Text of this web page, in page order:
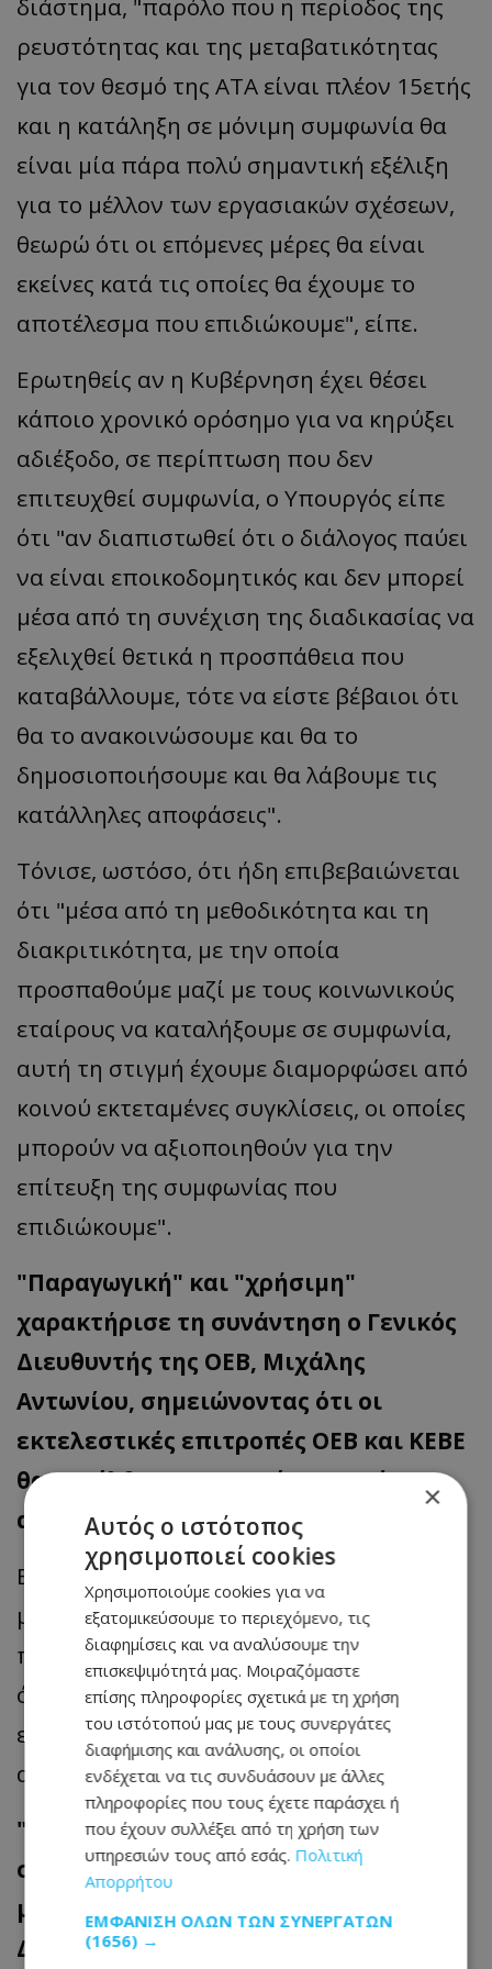
ρευστότητας και της μεταβατικότητας
για τον θεσμό της ΑΤΑ είναι πλέον 15ετής
και η κατάληξη σε μόνιμη συμφωνία θα
είναι μία πάρα πολύ σημαντική εξέλιξη
για το μέλλον των εργασιακών σχέσεων,
θεωρώ ότι οι επόμενες μέρες θα είναι
εκείνες κατά τις οποίες θα έχουμε το
αποτέλεσμα που επιδιώκουμε", είπε.
Ερωτηθείς αν η Κυβέρνηση έχει θέσει
κάποιο χρονικό ορόσημο για να κηρύξει
αδιέξοδο, σε περίπτωση που δεν
επιτευχθεί συμφωνία, ο Υπουργός είπε
ότι "αν διαπιστωθεί ότι ο διάλογος παύει
να είναι εποικοδομητικός και δεν μπορεί
μέσα από τη συνέχιση της διαδικασίας να
εξελιχθεί θετικά η προσπάθεια που
καταβάλλουμε, τότε να είστε βέβαιοι ότι
θα το ανακοινώσουμε και θα το
δημοσιοποιήσουμε και θα λάβουμε τις
κατάλληλες αποφάσεις".
Τόνισε, ωστόσο, ότι ήδη επιβεβαιώνεται
ότι "μέσα από τη μεθοδικότητα και τη
διακριτικότητα, με την οποία
προσπαθούμε μαζί με τους κοινωνικούς
εταίρους να καταλήξουμε σε συμφωνία,
αυτή τη στιγμή έχουμε διαμορφώσει από
κοινού εκτεταμένες συγκλίσεις, οι οποίες
μπορούν να αξιοποιηθούν για την
επίτευξη της συμφωνίας που
επιδιώκουμε".
"Παραγωγική" και "χρήσιμη"
χαρακτήρισε τη συνάντηση ο Γενικός
Διευθυντής της ΟΕΒ, Μιχάλης
Αντωνίου, σημειώνοντας ότι οι
εκτελεστικές επιτροπές ΟΕΒ και ΚΕΒΕ
θα συνέλθουν την ερχόμενη Τρίτη το
απόγευμα σε κοινή συνεδρίαση.
Ερωτηθείς αν έχει αλλάξει κάτι σε σχέση
με τις προηγούμενες μέρες, είπε ότι τα
πράγματα αλλάζουν συνεχώς. Πρόσθεσε
ότι όλες οι πλευρές έχουν το βάρος της
ευθύνης, απέναντι και στα μέλη τους,
αλλά και στο κοινωνικό σύνολο.
"Όντως ήταν μία εξαντλητική
σύσκεψη σήμερα. Διανύθηκε, θεωρώ
μεγάλη απόσταση", είπε ο Γενικός
Διευθυντής του ΚΕΒΕ, Φιλόκυπρος
×
Αυτός ο ιστότοπος
χρησιμοποιεί cookies
Χρησιμοποιούμε cookies για να
εξατομικεύσουμε το περιεχόμενο, τις
διαφημίσεις και να αναλύσουμε την
επισκεψιμότητά μας. Μοιραζόμαστε
επίσης πληροφορίες σχετικά με τη χρήση
του ιστότοπού μας με τους συνεργάτες
διαφήμισης και ανάλυσης, οι οποίοι
ενδέχεται να τις συνδυάσουν με άλλες
πληροφορίες που τους έχετε παράσχει ή
που έχουν συλλέξει από τη χρήση των
υπηρεσιών τους από εσάς. Πολιτική
Απορρήτου
ΕΜΦΆΝΙΣΗ ΌΛΩΝ ΤΩΝ ΣΥΝΕΡΓΑΤΏΝ
(1656) →